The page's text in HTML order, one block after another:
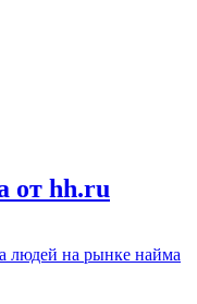
от hh.ru